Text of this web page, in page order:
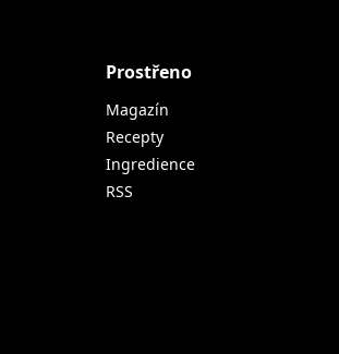
Prostřeno
Magazín
Recepty
Ingredience
RSS